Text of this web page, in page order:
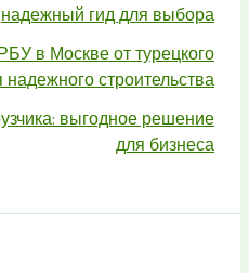
надежный гид для выбора
в Москве от турецкого
строительства
выгодное решение
для бизнеса